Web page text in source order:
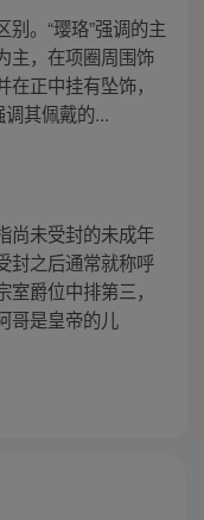
。“璎珞”强调的主
主，在项圈周围饰
正中挂有坠饰，
调其佩戴的...
尚未受封的未成年
封之后通常就称呼
爵位中排第三，
哥是皇帝的儿